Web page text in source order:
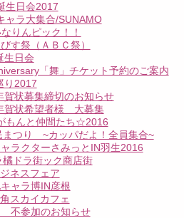
生日会2017
ャラ大集合/SUNAMO
りんピック！！
す祭（ＡＢＣ祭）
生日会
「舞」チケット予約のご案内
り2017
賀状募集締切のお知らせ
賀状希望者様 大募集
もんと仲間たち☆2016
つり ~カッパだよ！全員集合~
ラクターさみっとIN羽生2016
ドラ街ック商店街
ネスフェア
ャラ博IN彦根
スカイカフェ
不参加のお知らせ